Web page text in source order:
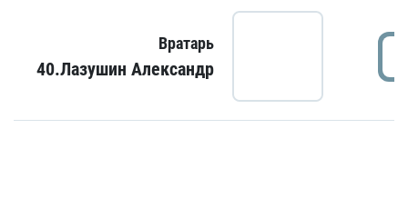
Вратарь
40.Лазушин Александр